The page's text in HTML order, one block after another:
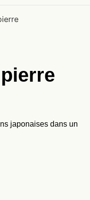
japonaises dans un